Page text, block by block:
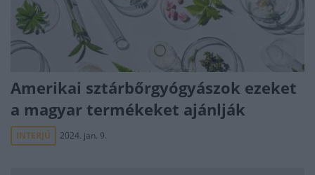
Amerikai sztárbőrgyógyászok ezeket
a magyar termékeket ajánlják
INTERJÚ 2024. jan. 9.